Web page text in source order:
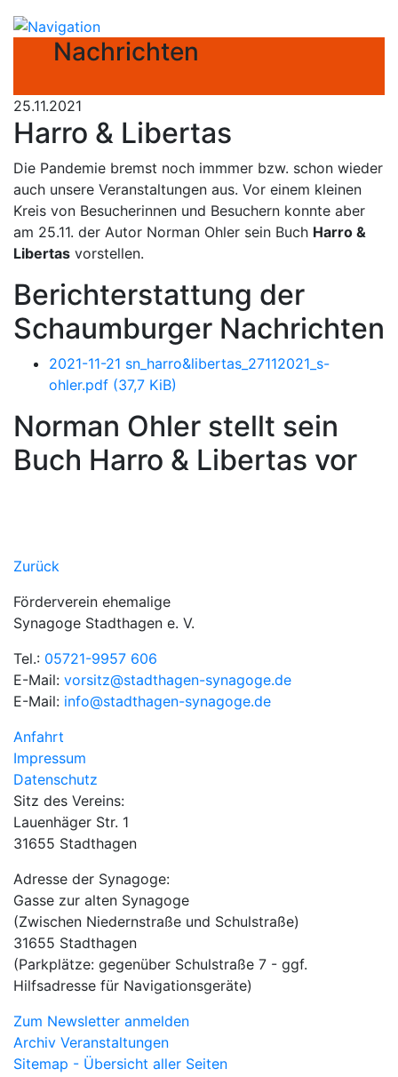
Nachrichten
25.11.2021
Harro & Libertas
Die Pandemie bremst noch immmer bzw. schon wieder
auch unsere Veranstaltungen aus. Vor einem kleinen
Kreis von Besucherinnen und Besuchern konnte aber
am 25.11. der Autor Norman Ohler sein Buch Harro &
Libertas vorstellen.
Berichterstattung der
Schaumburger Nachrichten
2021-11-21 sn_harro&libertas_27112021_s-
ohler.pdf (37,7 KiB)
Norman Ohler stellt sein
Buch Harro & Libertas vor
Zurück
Förderverein ehemalige
Synagoge Stadthagen e. V.
Tel.: 05721-9957 606
E-Mail: vorsitz@stadthagen-synagoge.de
E-Mail: info@stadthagen-synagoge.de
Anfahrt
Impressum
Datenschutz
Sitz des Vereins:
Lauenhäger Str. 1
31655 Stadthagen
Adresse der Synagoge:
Gasse zur alten Synagoge
(Zwischen Niedernstraße und Schulstraße)
31655 Stadthagen
(Parkplätze: gegenüber Schulstraße 7 - ggf.
Hilfsadresse für Navigationsgeräte)
Zum Newsletter anmelden
Archiv Veranstaltungen
Sitemap - Übersicht aller Seiten